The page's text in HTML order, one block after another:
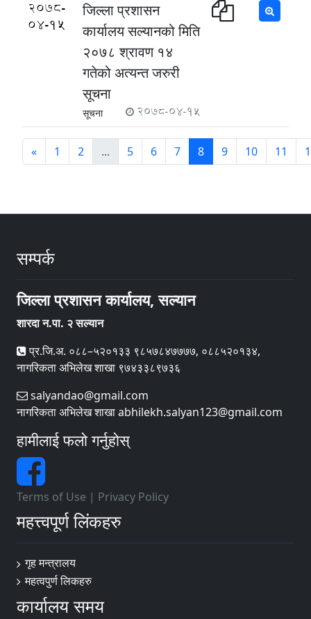
2078-
04-15
जिल्ला प्रशासन
कार्यालय सल्यानको मिति
२०७८ श्रावण १४
गतेको अत्यन्त जरुरी
सूचना
सूचना 2078-04-15
« 1 2 ... 5 6 7 8 9 10 11
सम्पर्क
जिल्ला प्रशासन कार्यालय, सल्यान
शारदा न.पा. २ सल्यान
प्र.जि.अ. ०८८–५२०१३३ ९८५७८४७७७७, ०८८५२०१३४,
नागरिकता अभिलेख शाखा ९७४३३८९७३६
salyandao@gmail.com
नागरिकता अभिलेख शाखा abhilekh.salyan123@gmail.com
हामीलाई फलो गर्नुहोस्
Terms of Use | Privacy Policy
महत्त्वपूर्ण लिंकहरु
गृह मन्त्रालय
महत्वपुर्ण लि‌कहरु
कार्यालय समय